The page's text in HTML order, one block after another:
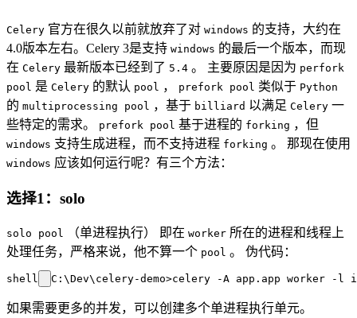
Celery 官方在很久以前就放弃了对 windows 的支持，大约在
4.0版本左右。Celery 3是支持 windows 的最后一个版本，而现
在 Celery 最新版本已经到了 5.4 。 主要原因是因为 perfork
pool 是 Celery 的默认 pool ， prefork pool 类似于 Python
的 multiprocessing pool ，基于 billiard 以满足 Celery 一
些特定的需求。
prefork pool 基于进程的 forking ，但
windows 支持生成进程，而不支持进程 forking 。 那现在使用
windows 应该如何运行呢？有三个方法：
选择1：solo
solo pool （单进程执行） 即在 worker 所在的进程和线程上
处理任务，严格来说，他不算一个 pool 。 伪代码：
shell
如果需要更多的并发，可以创建多个单进程执行单元。